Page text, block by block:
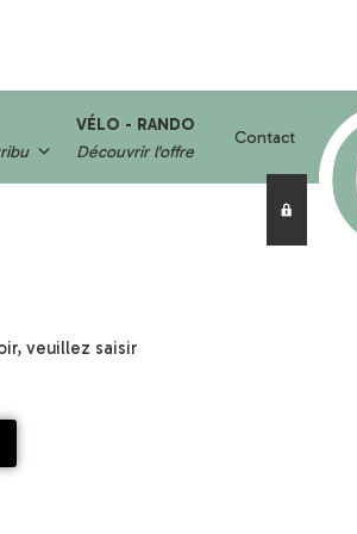
VÉLO - RANDO
Découvrir l'offre
Contact
veuillez saisir